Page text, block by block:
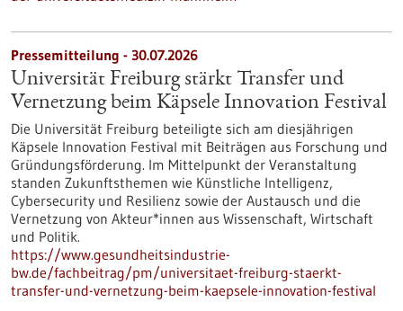
Pressemitteilung - 30.07.2026
Universität Freiburg stärkt Transfer und
Vernetzung beim Käpsele Innovation Festival
Die Universität Freiburg beteiligte sich am diesjährigen
Käpsele Innovation Festival mit Beiträgen aus Forschung und
Gründungsförderung. Im Mittelpunkt der Veranstaltung
standen Zukunftsthemen wie Künstliche Intelligenz,
Cybersecurity und Resilienz sowie der Austausch und die
Vernetzung von Akteur*innen aus Wissenschaft, Wirtschaft
und Politik.
https://www.gesundheitsindustrie-
bw.de/fachbeitrag/pm/universitaet-freiburg-staerkt-
transfer-und-vernetzung-beim-kaepsele-innovation-festival